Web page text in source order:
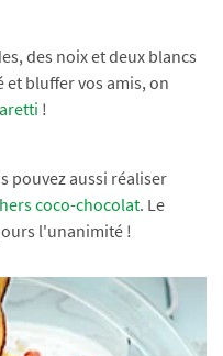
des noix et deux blancs
bluffer vos amis, on
!
pouvez aussi réaliser
coco-chocolat. Le
l'unanimité !